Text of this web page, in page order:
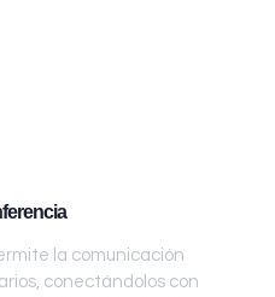
la comunicación
conectándolos con